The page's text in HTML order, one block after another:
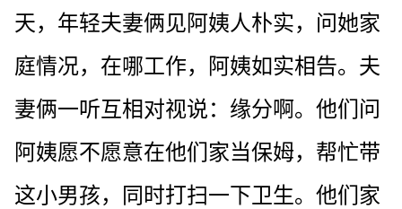
天，年轻夫妻俩见阿姨人朴实，问她家
庭情况，在哪工作，阿姨如实相告。夫
妻俩一听互相对视说：缘分啊。他们问
阿姨愿不愿意在他们家当保姆，帮忙带
这小男孩，同时打扫一下卫生。他们家